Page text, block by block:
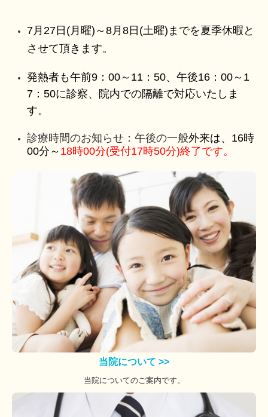
7月27日(月曜)～8月8日 (土曜)までを夏季休暇と
させて頂きます。
発熱者も午前9 ： 00～ 11 ：50、午後16 ： 00～ 1
7 ： 50に診察、院内での隔離で対応いたしま
す。
診療時間のお知らせ： 午後の一般外来は、 16時
00分～ 18時00分(受付17時50分)終了です。
当院について >>
当院についてのご案内です。